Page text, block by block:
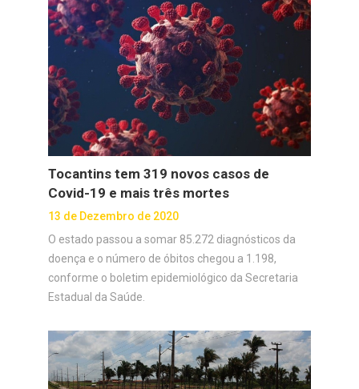
Tocantins tem 319 novos casos de
Covid-19 e mais três mortes
13 de Dezembro de 2020
O estado passou a somar 85.272 diagnósticos da
doença e o número de óbitos chegou a 1.198,
conforme o boletim epidemiológico da Secretaria
Estadual da Saúde.